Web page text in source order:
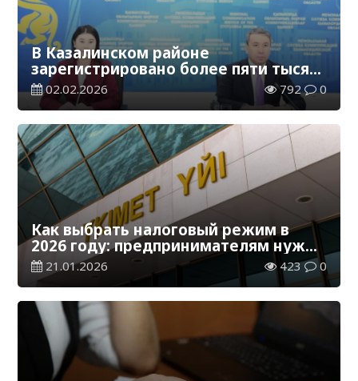
В Казалинском районе
зарегистрировано более пяти тысяч
предпринимателей
02.02.2026 792 0
Как выбрать налоговый режим в
2026 году: предпринимателям нужно
подать уведомление до 1 марта
21.01.2026 423 0